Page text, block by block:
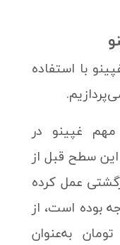
با استفاده
غپینو در
دارد، این سطح قبل از
عمل کرده
بوده است، از
سوی دیگر، محدوده‌ی 530 تومان به‌عنوان